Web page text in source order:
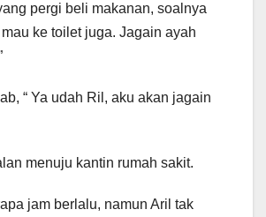
pergi beli makanan, soalnya
ke toilet juga. Jagain ayah
“ Ya udah Ril, aku akan jagain
menuju kantin rumah sakit.
jam berlalu, namun Aril tak